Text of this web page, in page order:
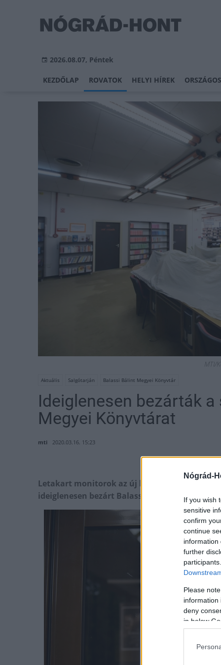
Nógrád-
If you wish
sensitive
confirm
continue
information
further
Please
information
deny
in below
2026.08.07, Péntek
KEZDŐLAP ROVATOK HELYI HÍREK
MTI/
Aktuális Salgótarján Balassi Bálint Megyei Könyvtár
Ideiglenesen bezárták
Megyei Könyvtárat
mti 2020.03.16. 15:23
Letakart monitorok az új koronavírus-járvány
ideiglenesen bezárt Balassi Bálint Megyei